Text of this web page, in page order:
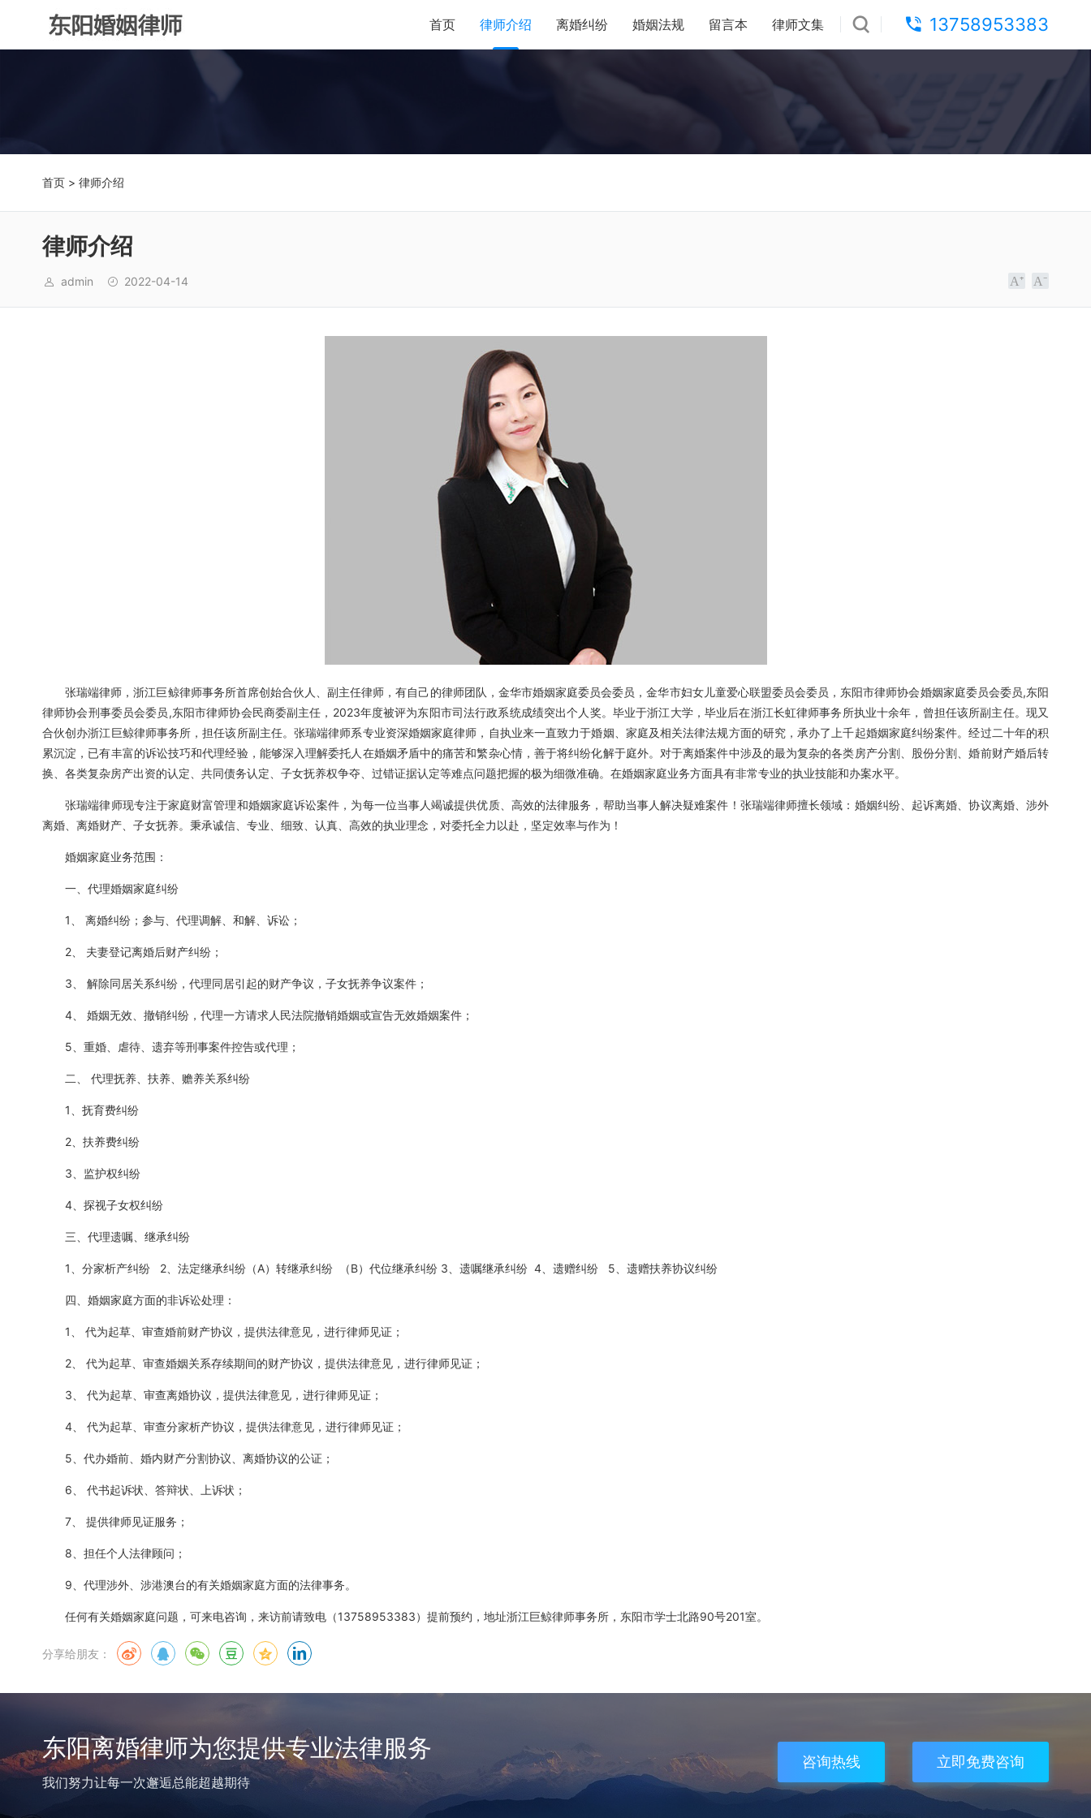
13758953383
首页 律师介绍 离婚纠纷 婚姻法规 留言本 律师文集
首页 > 律师介绍
律师介绍
admin 2022-04-14
张瑞端律师，浙江巨鲸律师事务所首席创始合伙人、副主任律师，有自己的律师团队，金华市婚姻家庭委员会委员，金华市妇女儿童爱心联盟委员会委员，东阳市律师协会婚姻家庭委员会委员,东阳
律师协会刑事委员会委员,东阳市律师协会民商委副主任，2023年度被评为东阳市司法行政系统成绩突出个人奖。毕业于浙江大学，毕业后在浙江长虹律师事务所执业十余年，曾担任该所副主任。现又
合伙创办浙江巨鲸律师事务所，担任该所副主任。张瑞端律师系专业资深婚姻家庭律师，自执业来一直致力于婚姻、家庭及相关法律法规方面的研究，承办了上千起婚姻家庭纠纷案件。经过二十年的积
累沉淀，已有丰富的诉讼技巧和代理经验，能够深入理解委托人在婚姻矛盾中的痛苦和繁杂心情，善于将纠纷化解于庭外。对于离婚案件中涉及的最为复杂的各类房产分割、股份分割、婚前财产婚后转
换、各类复杂房产出资的认定、共同债务认定、子女抚养权争夺、过错证据认定等难点问题把握的极为细微准确。在婚姻家庭业务方面具有非常专业的执业技能和办案水平。
张瑞端律师现专注于家庭财富管理和婚姻家庭诉讼案件，为每一位当事人竭诚提供优质、高效的法律服务，帮助当事人解决疑难案件！张瑞端律师擅长领域：婚姻纠纷、起诉离婚、协议离婚、涉外
离婚、离婚财产、子女抚养。秉承诚信、专业、细致、认真、高效的执业理念，对委托全力以赴，坚定效率与作为！
婚姻家庭业务范围：
一、代理婚姻家庭纠纷
1、 离婚纠纷；参与、代理调解、和解、诉讼；
2、 夫妻登记离婚后财产纠纷；
3、 解除同居关系纠纷，代理同居引起的财产争议，子女抚养争议案件；
4、 婚姻无效、撤销纠纷，代理一方请求人民法院撤销婚姻或宣告无效婚姻案件；
5、重婚、虐待、遗弃等刑事案件控告或代理；
二、 代理抚养、扶养、赡养关系纠纷
1、抚育费纠纷
2、扶养费纠纷
3、监护权纠纷
4、探视子女权纠纷
三、代理遗嘱、继承纠纷
1、分家析产纠纷 2、法定继承纠纷（A）转继承纠纷 （B）代位继承纠纷 3、遗嘱继承纠纷 4、遗赠纠纷 5、遗赠扶养协议纠纷
四、婚姻家庭方面的非诉讼处理：
1、 代为起草、审查婚前财产协议，提供法律意见，进行律师见证；
2、 代为起草、审查婚姻关系存续期间的财产协议，提供法律意见，进行律师见证；
3、 代为起草、审查离婚协议，提供法律意见，进行律师见证；
4、 代为起草、审查分家析产协议，提供法律意见，进行律师见证；
5、代办婚前、婚内财产分割协议、离婚协议的公证；
6、 代书起诉状、答辩状、上诉状；
7、 提供律师见证服务；
8、担任个人法律顾问；
9、代理涉外、涉港澳台的有关婚姻家庭方面的法律事务。
任何有关婚姻家庭问题，可来电咨询，来访前请致电（13758953383）提前预约，地址浙江巨鲸律师事务所，东阳市学士北路90号201室。
分享给朋友：
东阳离婚律师为您提供专业法律服务
我们努力让每一次邂逅总能超越期待
咨询热线 立即免费咨询